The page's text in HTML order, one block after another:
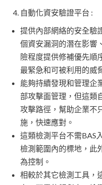
自動化資安驗證平台 :
提供內部網絡的安全驗
個資安漏洞的潛在影響
險程度提供修補優先順
最緊急和可被利用的威
能夠持續發現和管理企
部攻擊面管理，但這類
攻擊路徑，幫助企業不
施，快速應對。
這類檢測平台不需BAS
檢測範圍內的標地，此
為控制。
相較於其它檢測工具，